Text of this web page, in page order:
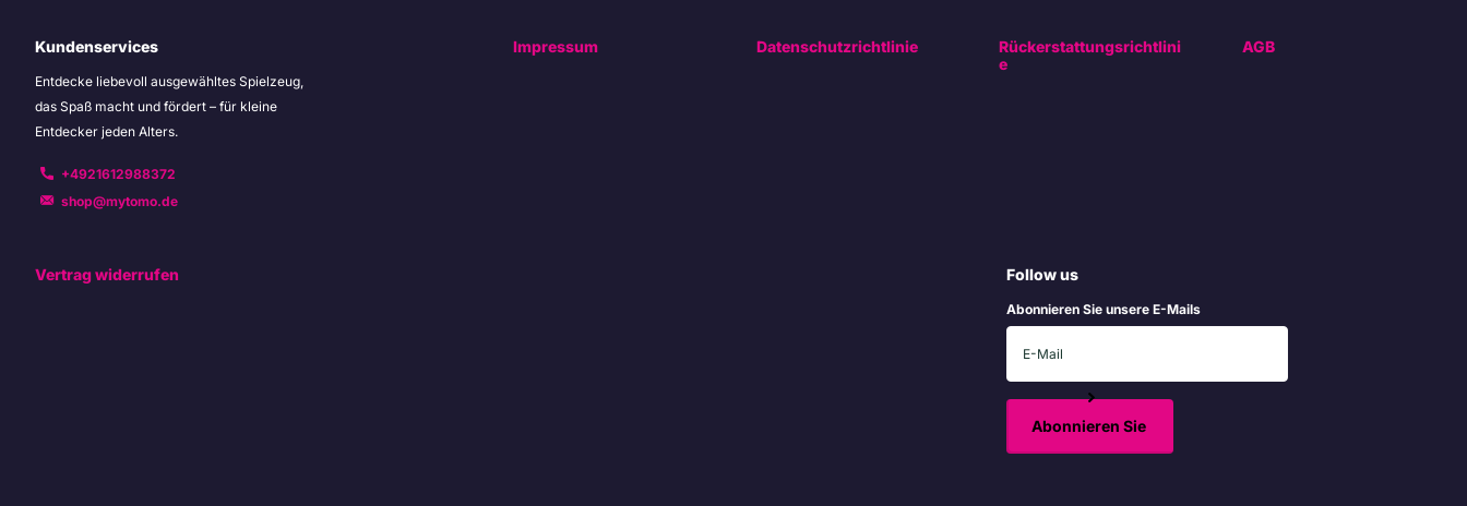
Kundenservices
Entdecke liebevoll ausgewähltes Spielzeug,
das Spaß macht und fördert – für kleine
Entdecker jeden Alters.
+4921612988372
shop@mytomo.de
Impressum Datenschutzrichtlinie
Rückerstattungsrichtlini
e
AGB
Vertrag widerrufen Follow us
Abonnieren Sie unsere E-Mails
Abonnieren Sie